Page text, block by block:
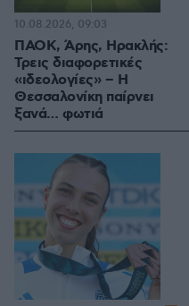
ΠΑΟΚ, Άρης, Ηρακλής:
Τρεις διαφορετικές
«ιδεολογίες» – Η
Θεσσαλονίκη παίρνει
ξανά… φωτιά
10.08.2026, 09:03